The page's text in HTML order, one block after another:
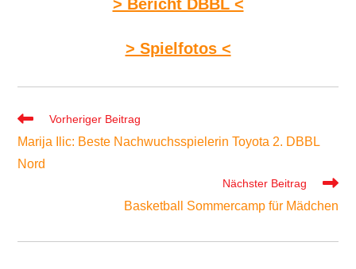
> Bericht DBBL <
> Spielfotos <
Weitere
ansehen
Vorheriger Beitrag
Marija Ilic: Beste Nachwuchsspielerin Toyota 2. DBBL
Nord
Nächster Beitrag
Basketball Sommercamp für Mädchen